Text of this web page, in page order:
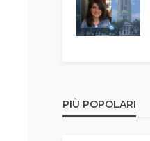
PIÙ POPOLARI